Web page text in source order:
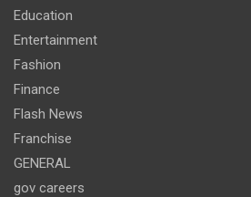
Education
Entertainment
Fashion
Finance
Flash News
Franchise
GENERAL
gov careers